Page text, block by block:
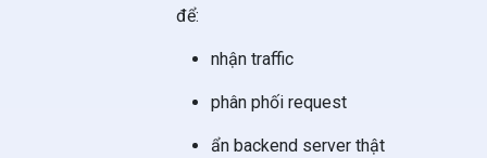
để:
nhận traffic
phân phối request
ẩn backend server thật